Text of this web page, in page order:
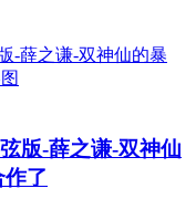
版-薛之谦-双神仙
了